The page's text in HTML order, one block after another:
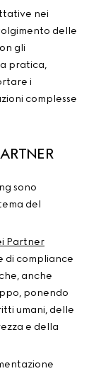
nei
delle
gli
pratica,
i
complesse
sono
del
Partner
di compliance
anche
ponendo
umani, delle
e della